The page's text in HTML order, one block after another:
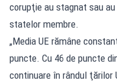
corupţie au stagnat sau
statelor membre.
„Media UE rămâne
puncte. Cu 46 de puncte
continuare în rândul ţărilor